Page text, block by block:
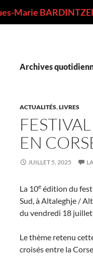
Marie
Archives
ACTUALITÉS,LIVRES
EN
JUILLET 5, 2025
La 10e édition du
Sud, à Altaleghje /
du vendredi 18
Le thème retenu
croisés entre la